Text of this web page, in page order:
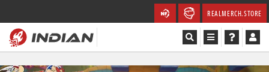
REALMERCH.STORE